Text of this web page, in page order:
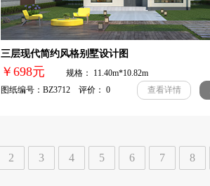
三层现代简约风格别墅设计图
￥698元
规格： 11.40m*10.82m
图纸编号：BZ3712 评价： 0
查看详情
2 3 4 5 6 7 8